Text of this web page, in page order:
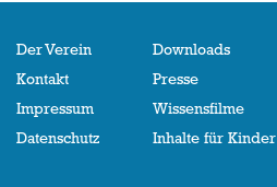
Der Verein
Kontakt
Impressum
Datenschutz
Downloads
Presse
Wissensfilme
Inhalte für Kinder